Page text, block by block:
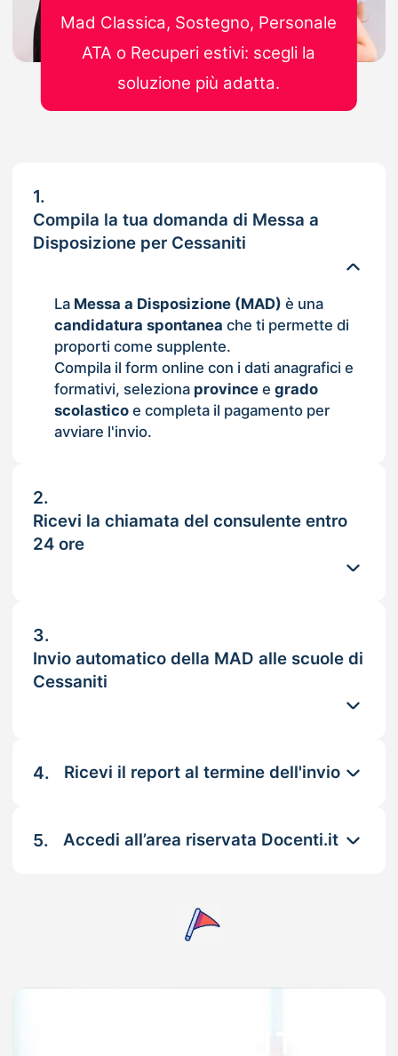
1.
Compila la tua domanda di Messa a
Disposizione per Cessaniti
La Messa a Disposizione (MAD) è una
candidatura spontanea che ti permette di
proporti come supplente.
Compila il form online con i dati anagrafici e
formativi, seleziona provincee grado
scolasticoe completa il pagamento per
avviare l'invio.
2.
Ricevi la chiamata del consulente entro
24 ore
3.
Invio automatico della MAD alle scuole di
Cessaniti
4. Ricevi il report al termine dell'invio
5. Accedi all’area riservata Docenti.it
Mad Classica, Sostegno, Personale
ATA o Recuperi estivi: scegli la
soluzione più adatta.